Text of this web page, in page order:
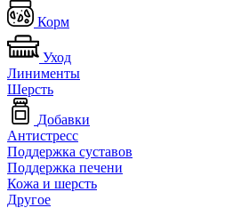
Корм
Уход
Линименты
Шерсть
Добавки
Антистресс
Поддержка суставов
Поддержка печени
Кожа и шерсть
Другое